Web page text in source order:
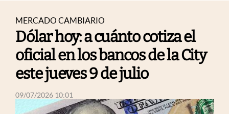
MERCADO CAMBIARIO
Dólar hoy: a cuánto cotiza el
oficial en los bancos de la City
este jueves 9 de julio
09/07/2026 10:01